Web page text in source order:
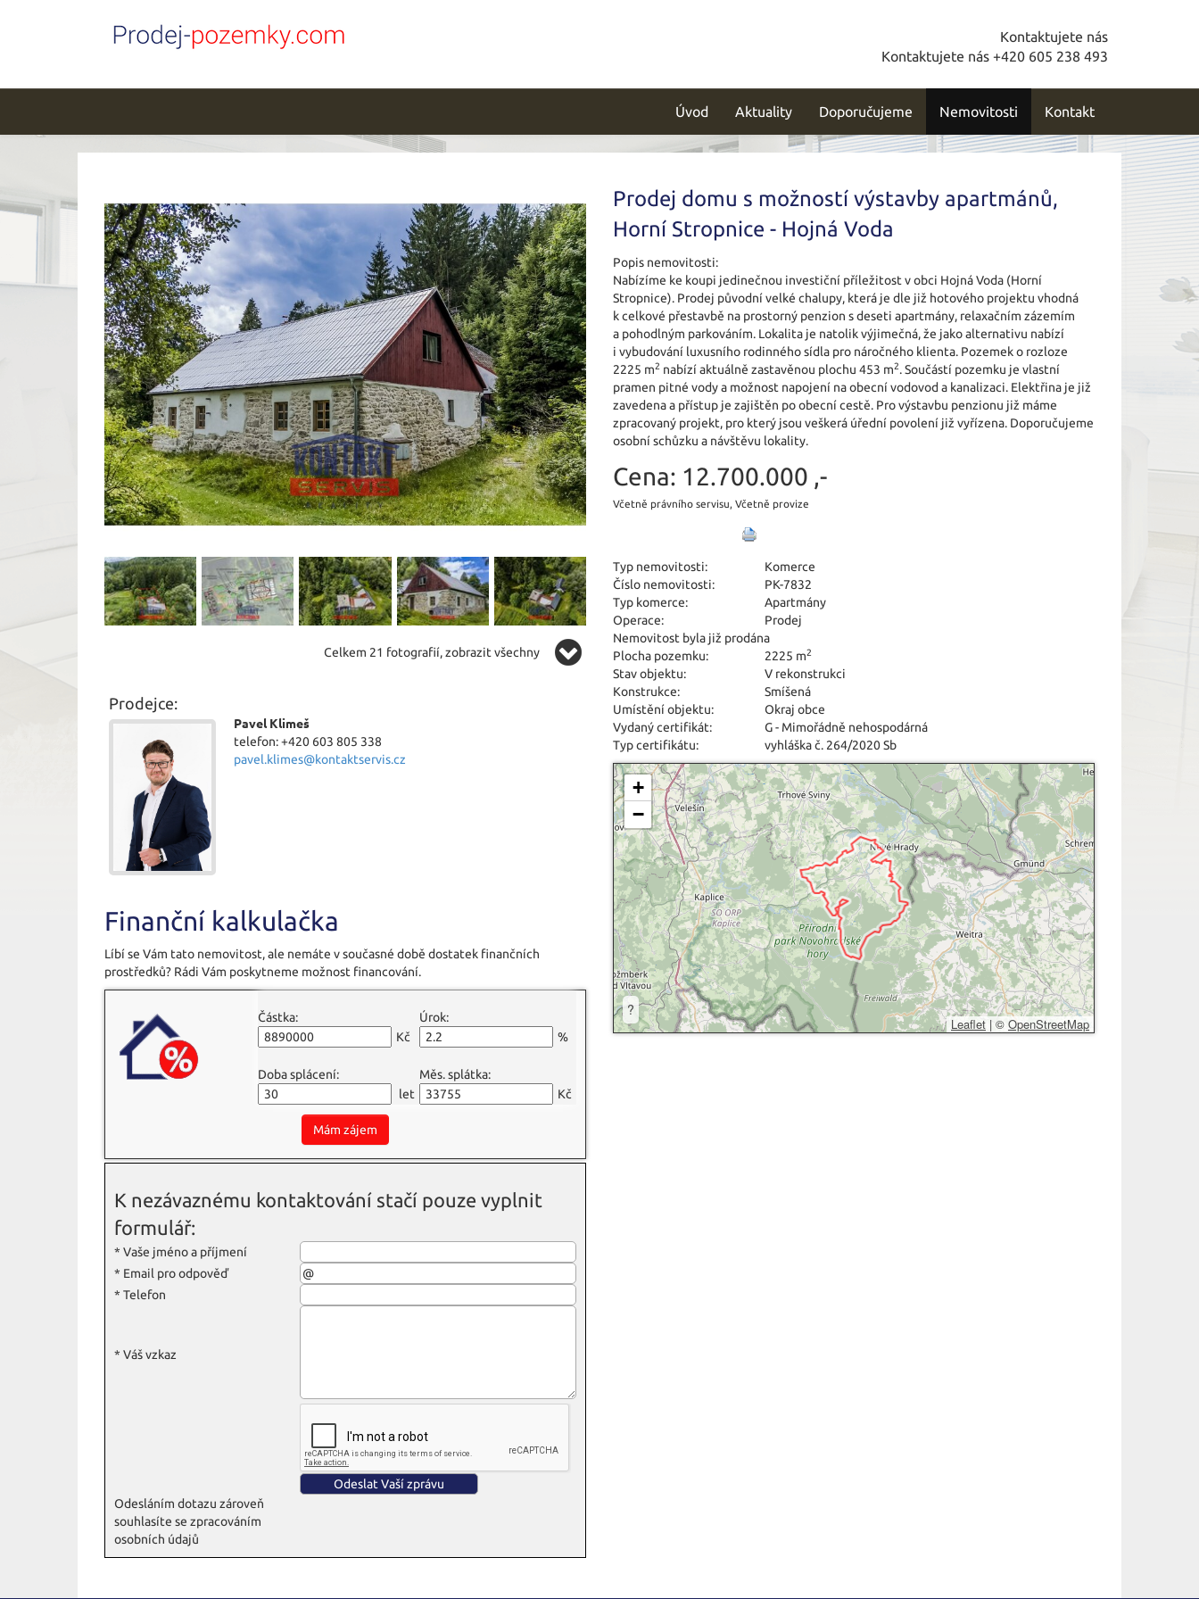
Kontaktujete nás
Kontaktujete nás +420 605 238 493
Úvod Aktuality Doporučujeme Nemovitosti Kontakt
Celkem 21 fotografií, zobrazit všechny
Prodejce:
Pavel Klimeš
telefon: +420 603 805 338
pavel.klimes@kontaktservis.cz
Finanční kalkulačka
Líbí se Vám tato nemovitost, ale nemáte v současné době dostatek finančních
prostředků? Rádi Vám poskytneme možnost financování.
Částka:
Kč
Úrok:
%
Doba splácení:
let
Měs. splátka:
Kč
Mám zájem
K nezávaznému kontaktování stačí pouze vyplnit
formulář:
* Vaše jméno a příjmení
* Email pro odpověď
* Telefon
* Váš vzkaz
Odesláním dotazu zároveň
souhlasíte se zpracováním
osobních údajů
Prodej domu s možností výstavby apartmánů,
Horní Stropnice - Hojná Voda
Popis nemovitosti:
Nabízíme ke koupi jedinečnou investiční příležitost v obci Hojná Voda (Horní
Stropnice). Prodej původní velké chalupy, která je dle již hotového projektu vhodná
k celkové přestavbě na prostorný penzion s deseti apartmány, relaxačním zázemím
a pohodlným parkováním. Lokalita je natolik výjimečná, že jako alternativu nabízí
i vybudování luxusního rodinného sídla pro náročného klienta. Pozemek o rozloze
2225 m2 nabízí aktuálně zastavěnou plochu 453 m2. Součástí pozemku je vlastní
pramen pitné vody a možnost napojení na obecní vodovod a kanalizaci. Elektřina je již
zavedena a přístup je zajištěn po obecní cestě. Pro výstavbu penzionu již máme
zpracovaný projekt, pro který jsou veškerá úřední povolení již vyřízena. Doporučujeme
osobní schůzku a návštěvu lokality.
Cena: 12.700.000 ,-
Včetně právního servisu, Včetně provize
Typ nemovitosti:
Komerce
Číslo nemovitosti:
PK-7832
Typ komerce:
Apartmány
Operace:
Prodej
Nemovitost byla již prodána
Plocha pozemku:
2225 m2
Stav objektu:
V rekonstrukci
Konstrukce:
Smíšená
Umístění objektu:
Okraj obce
Vydaný certifikát:
G - Mimořádně nehospodárná
Typ certifikátu:
vyhláška č. 264/2020 Sb
+
−
?
Leaflet | © OpenStreetMap